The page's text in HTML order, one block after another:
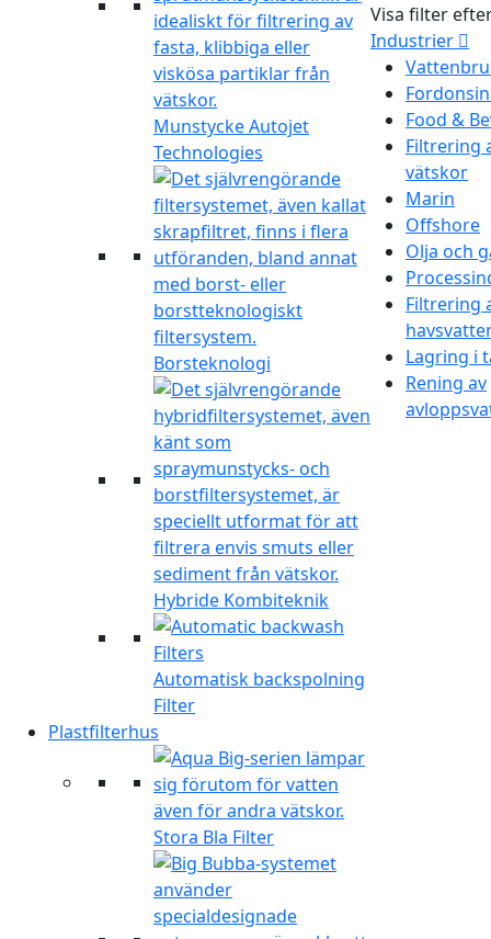
Munstycke Autojet
Technologies
Borsteknologi
Hybride Kombiteknik
Automatisk backspolning
Filter
Plastfilterhus
Stora Bla Filter
Visa filter
Industrier
Food &
Filtrering
vätskor
Marin
Offshore
Olja och
Filtrering
Lagring i
Rening av